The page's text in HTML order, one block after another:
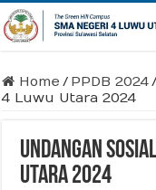
Home / PPDB 2024/
4 Luwu Utara 2024
Undangan
Utara 2024